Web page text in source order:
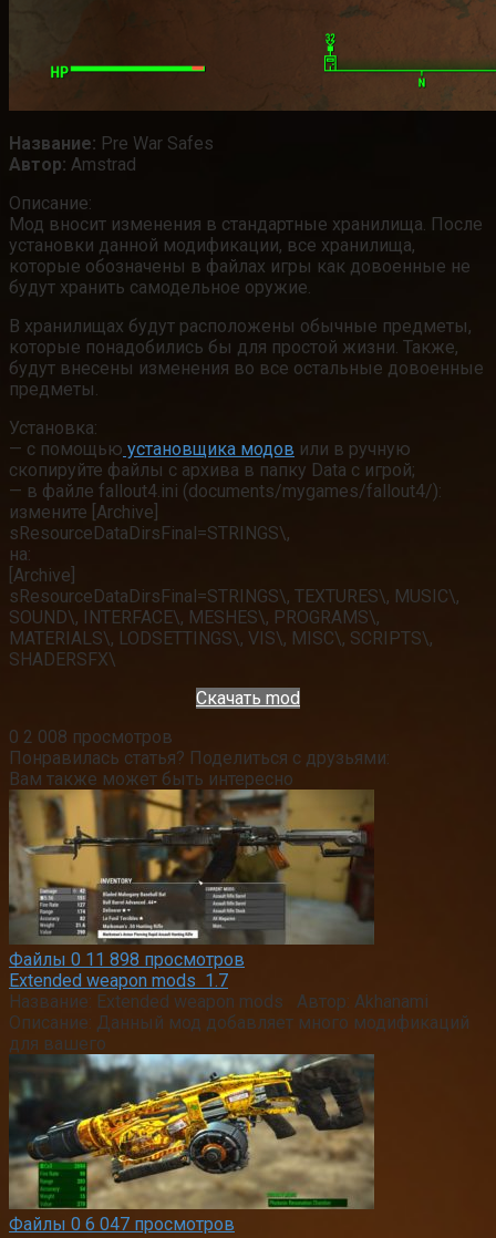
Название: Pre War Safes
Автор: Amstrad
Описание:
Мод вносит изменения в стандартные хранилища. После
установки данной модификации, все хранилища,
которые обозначены в файлах игры как довоенные не
будут хранить самодельное оружие.
В хранилищах будут расположены обычные предметы,
которые понадобились бы для простой жизни. Также,
будут внесены изменения во все остальные довоенные
предметы.
Установка:
— с помощью установщика модов или в ручную
скопируйте файлы с архива в папку Data с игрой;
— в файле fallout4.ini (documents/mygames/fallout4/):
измените [Archive]
sResourceDataDirsFinal=STRINGS\,
на:
[Archive]
sResourceDataDirsFinal=STRINGS\, TEXTURES\, MUSIC\,
SOUND\, INTERFACE\, MESHES\, PROGRAMS\,
MATERIALS\, LODSETTINGS\, VIS\, MISC\, SCRIPTS\,
SHADERSFX\
Скачать mod
0 2 008 просмотров
Понравилась статья? Поделиться с друзьями:
Вам также может быть интересно
Файлы 0 11 898 просмотров
Extended weapon mods 1.7
Название: Extended weapon mods Автор: Akhanami
Описание: Данный мод добавляет много модификаций
для вашего
Файлы 0 6 047 просмотров